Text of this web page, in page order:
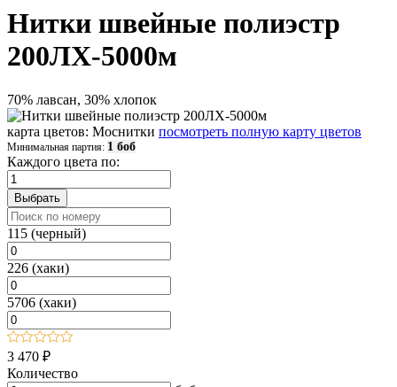
Нитки швейные полиэстр
200ЛХ-5000м
70% лавсан, 30% хлопок
карта цветов: Моснитки посмотреть полную карту цветов
Минимальная партия: 1 боб
Каждого цвета по:
115 (черный)
226 (хаки)
5706 (хаки)
3 470 ₽
Количество